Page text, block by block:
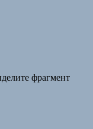
фрагмент